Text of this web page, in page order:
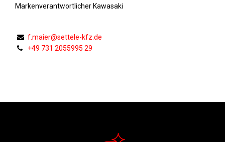
Markenverantwortlicher Kawasaki
f.maier@settele-kfz.de
+49 731 2055995 29